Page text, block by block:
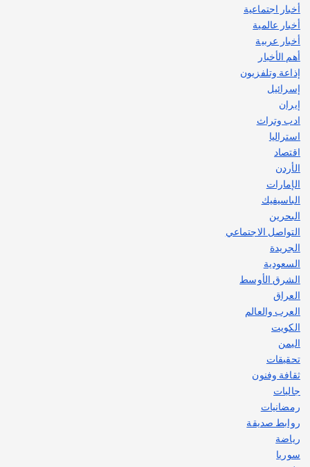
أخبار اجتماعية
أخبار عالمية
أخبار عربية
أهم الأخبار
إذاعة وتلفزيون
إسرائيل
إيران
ادب وتراث
استراليا
اقتصاد
الأردن
الإمارات
الباسيفيك
البحرين
التواصل الاجتماعي
الجريدة
السعودية
الشرق الأوسط
العراق
العرب والعالم
الكويت
اليمن
تحقيقات
ثقافة وفنون
جاليات
رمضانيات
روابط صديقة
رياضة
سوريا